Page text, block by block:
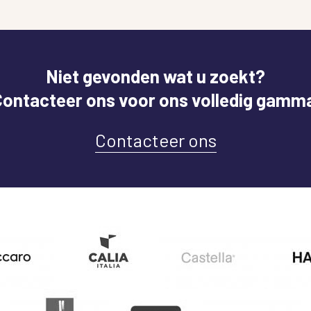
Niet gevonden wat u zoekt?
ons voor ons volledig
Contacteer ons